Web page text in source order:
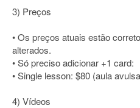
3) Preços
• Os preços atuais estão
alterados.
• Só preciso adicionar +1 card:
• Single lesson: $80 (aula
4) Vídeos